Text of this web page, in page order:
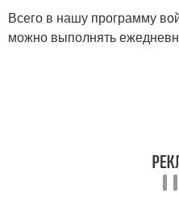
Всего в нашу программу
можно выполнять